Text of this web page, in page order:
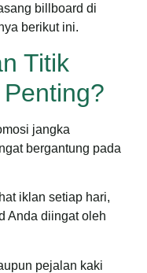
billboard di
berikut ini.
Titik
jangka
bergantung pada
iklan setiap hari,
Anda diingat oleh
pejalan kaki